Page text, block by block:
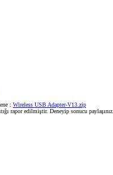
: Wireless USB Adapter-V13.zip
rapor edilmiştir. Deneyip sonucu paylaşınız.